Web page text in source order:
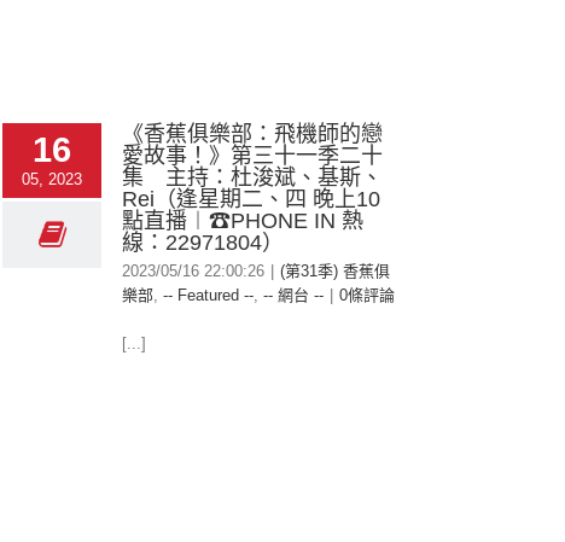
16
05, 2023
《香蕉俱樂部：飛機師的戀
愛故事！》第三十一季二十
集 主持：杜浚斌、基斯、
Rei（逢星期二、四 晚上10
點直播︱☎PHONE IN 熱
線：22971804）
2023/05/16 22:00:26
(第31季) 香蕉俱
樂部, -- Featured --, -- 網台 -- 0條評論
[...]